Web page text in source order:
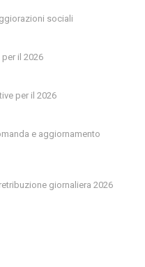
sociali
il 2026
per il 2026
e aggiornamento
giornaliera 2026